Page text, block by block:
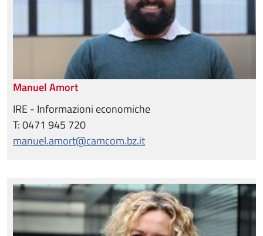
Manuel Amort
IRE - Informazioni economiche
T: 0471 945 720
manuel.amort@camcom.bz.it